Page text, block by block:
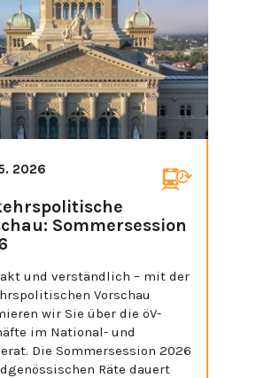
2026
Sommersession
und verständlich – mit der
Vorschau
wir Sie über die öV-
im National- und
Die Sommersession 2026
Räte dauert